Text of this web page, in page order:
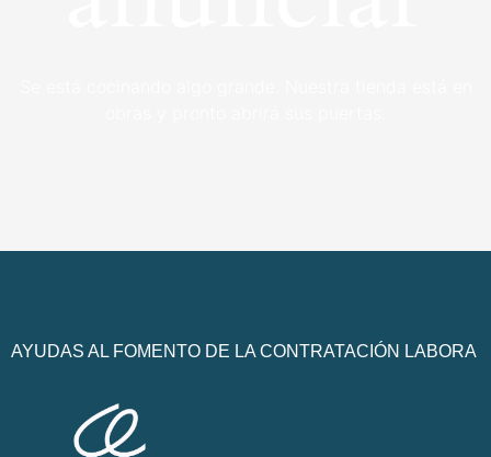
AYUDAS AL FOMENTO DE LA CONTRATACIÓN LABORA